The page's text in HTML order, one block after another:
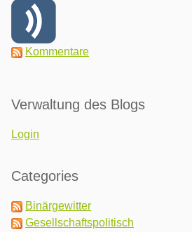
Kommentare
Verwaltung des Blogs
Login
Categories
Binärgewitter
Gesellschaftspolitisch